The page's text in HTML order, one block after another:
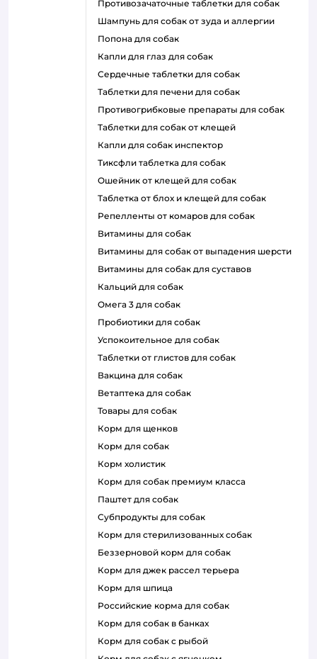
противозачаточные таблетки для собак
шампунь для собак от зуда и аллергии
попона для собак
капли для глаз для собак
сердечные таблетки для собак
таблетки для печени для собак
противогрибковые препараты для собак
таблетки для собак от клещей
капли для собак инспектор
тиксфли таблетка для собак
ошейник от клещей для собак
таблетка от блох и клещей для собак
репелленты от комаров для собак
витамины для собак
витамины для собак от выпадения шерсти
витамины для собак для суставов
кальций для собак
омега 3 для собак
пробиотики для собак
успокоительное для собак
таблетки от глистов для собак
вакцина для собак
ветаптека для собак
товары для собак
корм для щенков
корм для собак
корм холистик
корм для собак премиум класса
паштет для собак
субпродукты для собак
корм для стерилизованных собак
беззерновой корм для собак
корм для джек рассел терьера
корм для шпица
российские корма для собак
корм для собак в банках
корм для собак с рыбой